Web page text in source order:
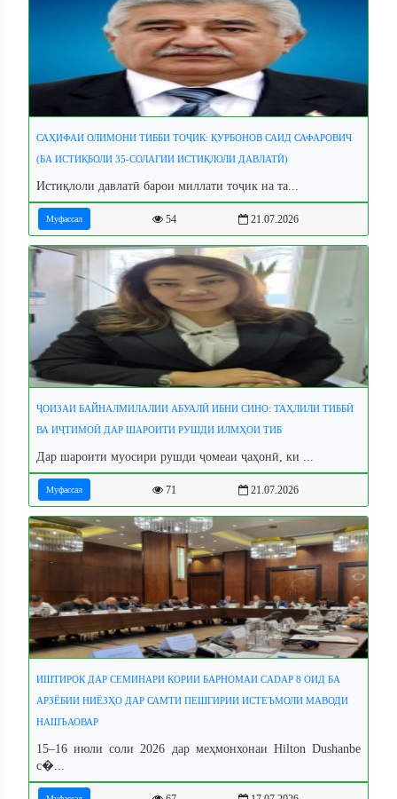
САҲИФАИ ОЛИМОНИ ТИББИ ТОҶИК: ҚУРБОНОВ САИД САФАРОВИЧ
(БА ИСТИҚБОЛИ 35-СОЛАГИИ ИСТИҚЛОЛИ ДАВЛАТӢ)
Истиқлоли давлатӣ барои миллати тоҷик на та...
Муфассал 54 21.07.2026
ҶОИЗАИ БАЙНАЛМИЛАЛИИ АБУАЛӢ ИБНИ СИНО: ТАҲЛИЛИ ТИББӢ
ВА ИҶТИМОӢ ДАР ШАРОИТИ РУШДИ ИЛМҲОИ ТИБ
Дар шароити муосири рушди ҷомеаи ҷаҳонӣ, ки ...
Муфассал 71 21.07.2026
ИШТИРОК ДАР СЕМИНАРИ КОРИИ БАРНОМАИ CADAP 8 ОИД БА
АРЗЁБИИ НИЁЗҲО ДАР САМТИ ПЕШГИРИИ ИСТЕЪМОЛИ МАВОДИ
НАШЪАОВАР
15–16 июли соли 2026 дар меҳмонхонаи Hilton Dushanbe
с�...